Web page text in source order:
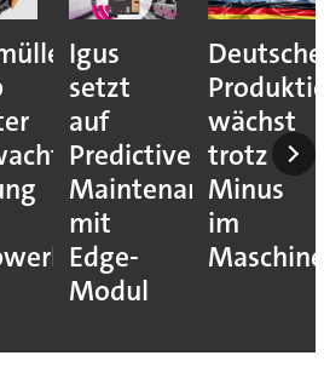
Igus
setzt
auf
Predictive
Maintenance
mit
Edge-
Modul
Deutsche
wächst
trotz
Minus
im